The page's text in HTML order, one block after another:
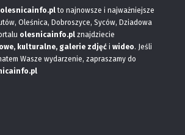
olesnicainfo.plto najnowsze i najważniejsze
Oleśnica, Dobroszyce, Syców, Dziadowa
olesnicainfo.pl znajdziecie
kulturalne, galerie zdjęć i wideo. Jeśli
Wasze wydarzenie, zapraszamy do